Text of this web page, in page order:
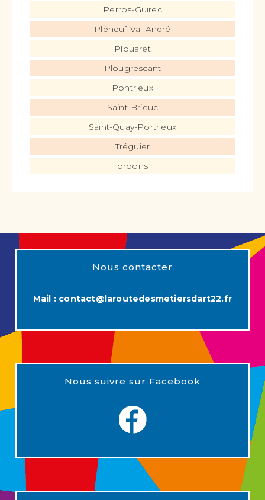
Perros-Guirec
Pléneuf-Val-André
Plouaret
Plougrescant
Pontrieux
Saint-Brieuc
Saint-Quay-Portrieux
Tréguier
broons
Nous contacter
Mail : contact@laroutedesmetiersdart22.fr
Nous suivre sur Facebook